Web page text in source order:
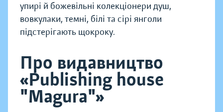
упирі й божевільні колекціонери душ,
вовкулаки, темні, білі та сірі янголи
підстерігають щокроку.
Про видавництво
«Publishing house
"Magura"»